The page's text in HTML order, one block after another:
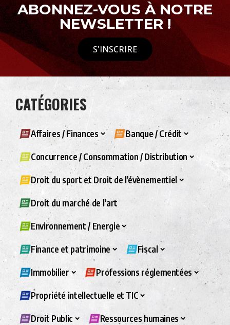
ABONNEZ-VOUS À NOTRE
NEWSLETTER !
S'INSCRIRE
CATÉGORIES
Affaires / Finances Banque / Crédit
Concurrence / Consommation / Distribution
Droit du sport et Droit de l’évènementiel
Droit du marché de l’art
Environnement / Energie
Finance et patrimoine Fiscal
Immobilier Professions réglementées
Propriété intellectuelle et TIC
Droit Public Ressources humaines